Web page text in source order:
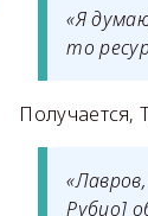
«Я
то
Получается,
Рубио]